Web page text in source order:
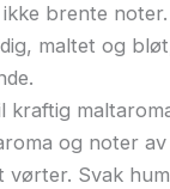
brente
maltet og
kraftig
og noter av
Svak